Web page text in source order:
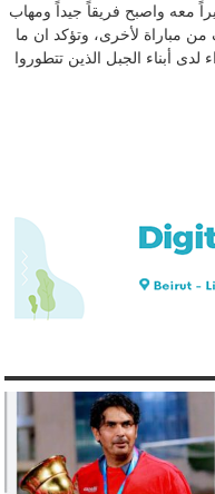
معه واصبح فريقاً جيداً ومهاب
مباراة لأخرى، وتؤكد ان ما
أبناء الجبل الذين تتطوروا